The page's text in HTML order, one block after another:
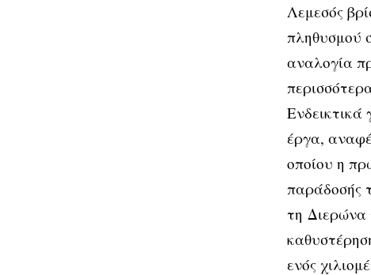
Λεμεσός
πληθυσμού
αναλογία
έργα,
οποίου η
παράδοσής
τη Διερώνα
ενός